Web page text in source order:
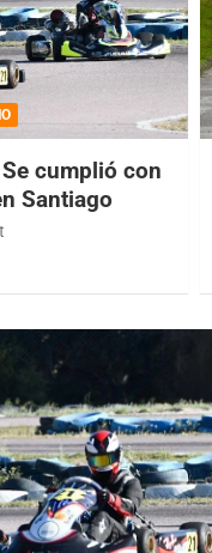
cumplió con
Santiago